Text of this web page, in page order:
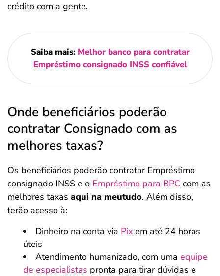
crédito com a gente.
Saiba mais: Melhor banco para contratar
Empréstimo consignado INSS confiável
Onde beneficiários poderão
contratar Consignado com as
melhores taxas?
Os beneficiários poderão contratar Empréstimo
consignado INSS e o Empréstimo para BPC com as
melhores taxas aqui na meutudo. Além disso,
terão acesso à:
Dinheiro na conta via Pix em até 24 horas
úteis
Atendimento humanizado, com uma equipe
de especialistas pronta para tirar dúvidas e